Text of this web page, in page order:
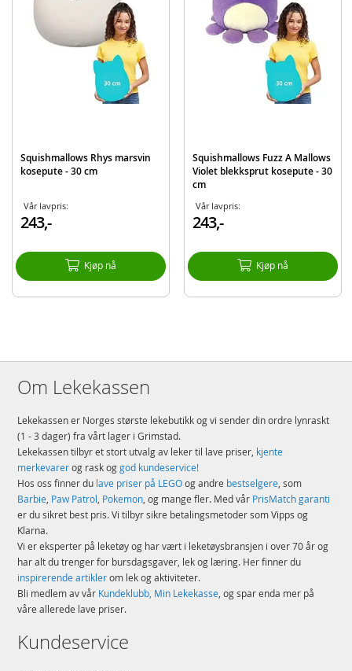
Squishmallows
Squishmallows Rhys marsvin
kosepute - 30 cm
Vår lavpris:
243,-
Kjøp nå
Squishmallows Fuzz A Mallows
Violet blekksprut kosepute - 30
cm
Vår lavpris:
243,-
Kjøp nå
Om Lekekassen
Lekekassen er Norges største lekebutikk og vi sender din ordre lynraskt
(1 - 3 dager) fra vårt lager i Grimstad.
Lekekassen tilbyr et stort utvalg av leker til lave priser, kjente
merkevarerog rask oggod kundeservice!
Hos oss finner du lave priser på LEGOog andre bestselgere, som
Barbie, Paw Patrol, Pokemon, og mange fler. Med vår PrisMatch garanti
er du sikret best pris. Vi tilbyr sikre betalingsmetoder som Vipps og
Klarna.
Vi er eksperter på leketøy og har vært i leketøysbransjen i over 70 år og
har alt du trenger for bursdagsgaver, lek og læring. Her finner du
inspirerende artiklerom lek og aktiviteter.
Bli medlem av vår Kundeklubb, Min Lekekasse, og spar enda mer på
våre allerede lave priser.
Kundeservice